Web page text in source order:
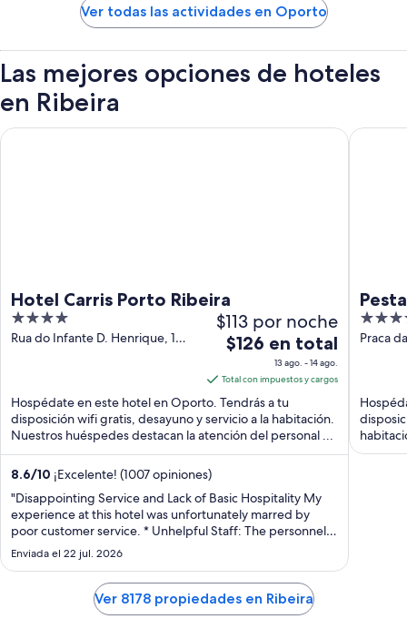
Ver todas las actividades en Oporto
Las mejores opciones de hoteles
en Ribeira
Hotel Carris Porto Ribeira
4
out
Rua do Infante D. Henrique, 1
$113 por noche
El
es
de
$126
en
total
noche
del
13
al
14
ago
$126 en total
13 ago. - 14 ago.
Total con impuestos y cargos
Hospédate en este hotel en Oporto. Tendrás a tu
disposición wifi gratis, desayuno y servicio a la habitación.
Nuestros huéspedes destacan la atención del personal ...
8.6/10 ¡Excelente! (1007 opiniones)
"Disappointing Service and Lack of Basic Hospitality My
experience at this hotel was unfortunately marred by
poor customer service. * Unhelpful Staff: The personnel
were generally unsupportive and unwilling to assist with
basic information. * Parking Issues: There is no on-site
parking. The alternative ..."
Enviada el 22 jul. 2026
Hotel Carris Porto Ribeira
5
out
Praca
Ver 8178 propiedades en Ribeira